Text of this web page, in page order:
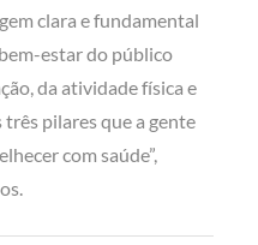
clara e fundamental
estar do público
da atividade física e
três pilares que a gente
com saúde”,